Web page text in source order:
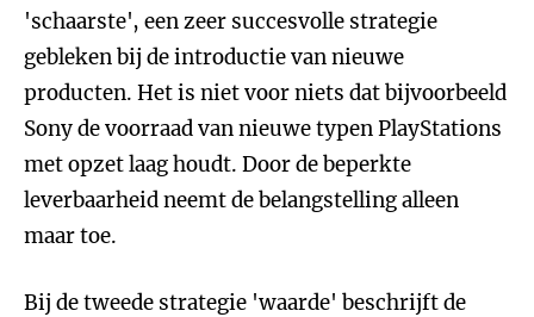
'schaarste', een zeer succesvolle strategie
gebleken bij de introductie van nieuwe
producten. Het is niet voor niets dat bijvoorbeeld
Sony de voorraad van nieuwe typen PlayStations
met opzet laag houdt. Door de beperkte
leverbaarheid neemt de belangstelling alleen
maar toe.
Bij de tweede strategie 'waarde' beschrijft de